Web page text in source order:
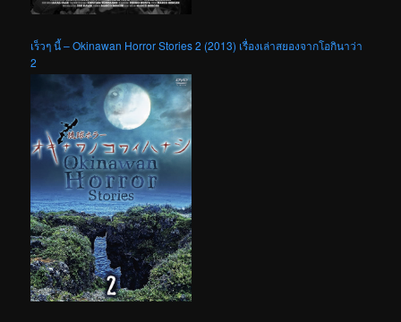
เร็วๆ นี้ – Okinawan Horror Stories 2 (2013) เรื่องเล่าสยองจากโอกินาว่า
2